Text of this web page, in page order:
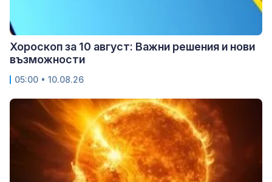
Хороскоп за 10 август: Важни решения и нови
възможности
05:00 • 10.08.26